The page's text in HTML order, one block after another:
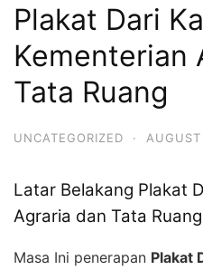
Plakat Dari
Kementerian
Tata Ruang
UNCATEGORIZED ·
Latar Belakang Plakat
Agraria dan Tata
Masa Ini penerapan Plakat